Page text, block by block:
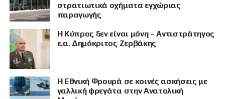
στρατιωτικά οχήματα εγχώριας
παραγωγής
Η Κύπρος δεν είναι μόνη – Αντιστράτηγος
ε.α. Δημόκριτος Ζερβάκης
Η Εθνική Φρουρά σε κοινές ασκήσεις με
γαλλική φρεγάτα στην Ανατολική